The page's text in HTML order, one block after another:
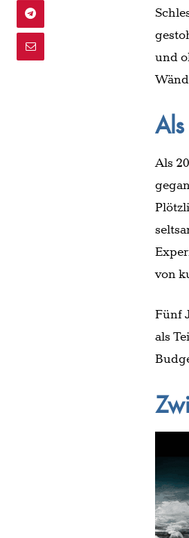
und
Als
von
Fünf
als